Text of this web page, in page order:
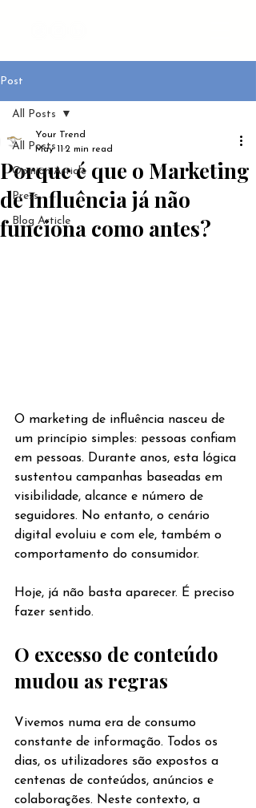
Post
All Posts
Opinion Article
Press
Blog Article
All Posts
Porque é que o Marketing
de Influência já não
funciona como antes?
Your Trend
May 11 2 min read
O marketing de influência nasceu de
um princípio simples: pessoas confiam
em pessoas. Durante anos, esta lógica
sustentou campanhas baseadas em
visibilidade, alcance e número de
seguidores. No entanto, o cenário
digital evoluiu e com ele, também o
comportamento do consumidor.
Hoje, já não basta aparecer. É preciso
fazer sentido.
O excesso de conteúdo
mudou as regras
Vivemos numa era de consumo
constante de informação. Todos os
dias, os utilizadores são expostos a
centenas de conteúdos, anúncios e
colaborações. Neste contexto, a